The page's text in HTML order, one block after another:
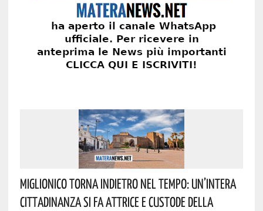
Miglionico Torna Indietro Nel Tempo: Un’intera
Cittadinanza Si Fa Attrice E Custode Della